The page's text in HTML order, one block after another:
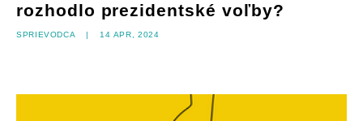
rozhodlo prezidentské voľby?
Sprievodca | 14 apr, 2024